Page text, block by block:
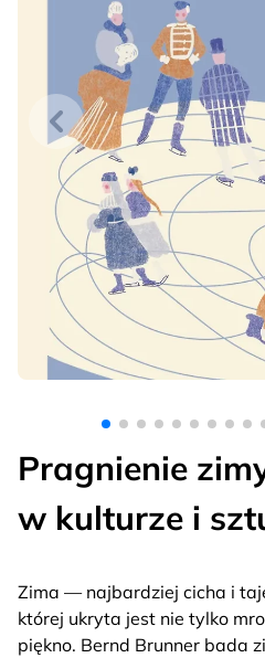
Pragnienie
w kulturze i
Zima — najbardziej cicha i
której ukryta jest nie tylko
piękno. Bernd Brunner bada